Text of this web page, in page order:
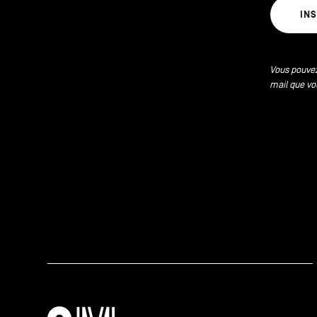
Vous
mail que